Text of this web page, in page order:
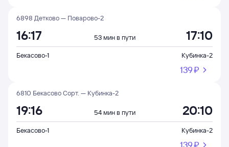
6898 Детково — Поварово-2
16:17 53 мин в пути 17:10
Бекасово-1 Кубинка-2
139 ⁠₽
6810 Бекасово Сорт. — Кубинка-2
19:16 54 мин в пути 20:10
Бекасово-1 Кубинка-2
139 ⁠₽